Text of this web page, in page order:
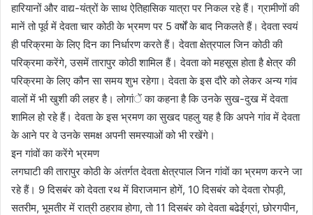
हारियानों और वाद्य-यंत्रों के साथ ऐतिहासिक यात्रा पर निकल रहे हैं। ग्रामीणों की
मानें तो पूर्व में देवता चार कोठी के भ्रमण पर 5 वर्षों के बाद निकलते हैं। देवता स्वयं
ही परिक्रमा के लिए दिन का निर्धारण करते हैं। देवता क्षेत्रपाल जिन कोठी की
परिक्रमा करेंगे, उसमें तारापुर कोठी शामिल हैं। देवता को महसूस होता है क्षेत्र की
परिक्रमा के लिए कौन सा समय शुभ रहेगा। देवता के इस दौरे को लेकर अन्य गांव
वालों में भी खुशी की लहर है। लोगांें का कहना है कि उनके सुख-दुख में देवता
शामिल हो रहे हैं। देवता के इस भ्रमण का सुखद पहलु यह है कि अपने गांव में देवता
के आने पर वे उनके समक्ष अपनी समस्याओं को भी रखेंगे।
इन गांवों का करेंगे भ्रमण
लगघाटी की तारापुर कोठी के अंतर्गत देवता क्षेत्रपाल जिन गांवों का भ्रमण करने जा
रहे हैं। 9 दिसबंर को देवता रथ में विराजमान होगें, 10 दिसबंर को देवता रोपड़ी,
सतरीम, भूमतीर में रात्री ठहराव होगा, तो 11 दिसबंर को देवता बढेईग्रां, छोरगपीन,